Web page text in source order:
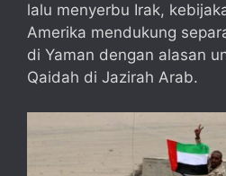
lalu menyerbu Irak,
Amerika mendukung
di Yaman dengan alasan
Qaidah di Jazirah Arab.